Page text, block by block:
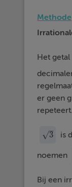
Methode
Het getal
er geen
repeteert.
3
–
√
3 is
noemen
Bij een